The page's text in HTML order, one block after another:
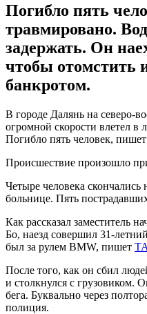
Погибло пять
травмировано.
задержать. Он
чтобы отомстить
банкротом.
В городе Далянь на северо-
огромной скорости влетел в
Погибло пять человек, пишет
Происшествие произошло
Четыре человека
больнице. Пять
Как рассказал заместитель
Бо, наезд совершил 31-
был за рулем BMW, пишет
После того, как он сбил
и столкнулся с грузовиком.
бега. Буквально через
полиция.